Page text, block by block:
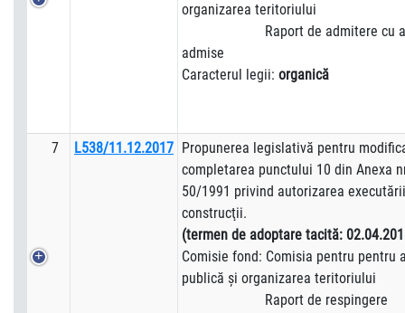
organizarea teritoriului
Raport de admitere cu
admise
Caracterul legii: organică
7 L538/11.12.2017 Propunerea legislativă pentru
completarea punctului 10 din Anexa
50/1991 privind autorizarea
construcţii.
(termen de adoptare tacită:
Comisie fond: Comisia pentru pentru
publică şi organizarea teritoriului
Raport de respingere